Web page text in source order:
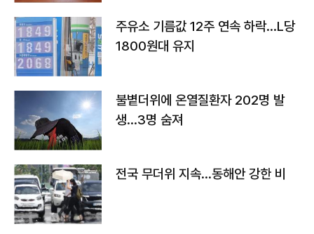
주유소 기름값 12주 연속 하락…L당
1800원대 유지
불볕더위에 온열질환자 202명 발
생…3명 숨져
전국 무더위 지속…동해안 강한 비